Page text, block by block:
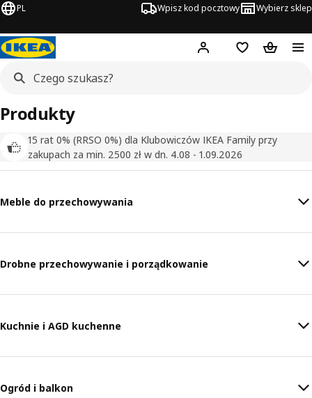
PL Wpisz kod pocztowy Wybierz sklep
Hej! Zaloguj się
Lista zakupowa
Koszyk
15 rat 0% (RRSO 0%) dla Klubowiczów IKEA Family przy
zakupach za min. 2500 zł w dn. 4.08 - 1.09.2026
Produkty
Meble do przechowywania
Drobne przechowywanie i porządkowanie
Kuchnie i AGD kuchenne
Ogród i balkon